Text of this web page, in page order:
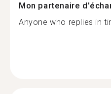
Mon partenaire
Anyone who replies in